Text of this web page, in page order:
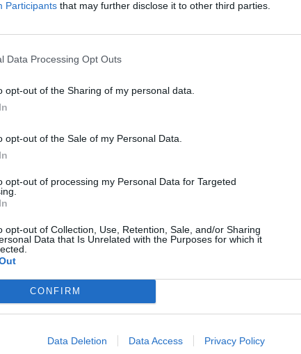
Participants that may further disclose it to other third parties.
Data Processing Opt Outs
opt-out of the Sharing of my personal data.
opt-out of the Sale of my Personal Data.
opt-out of processing my Personal Data for Targeted
opt-out of Collection, Use, Retention, Sale, and/or Sharing
Data that Is Unrelated with the Purposes for which it
CONFIRM
Data Deletion Data Access Privacy Policy
διατηρήσετε το
σας